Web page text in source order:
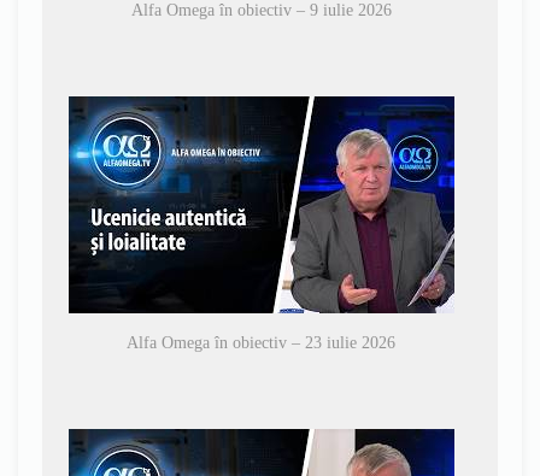
Alfa Omega în obiectiv – 9 iulie 2026
Alfa Omega în obiectiv – 23 iulie 2026